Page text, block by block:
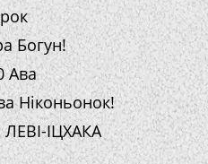
Богун!
Ава
Ніконьонок!
ІЦХАКА